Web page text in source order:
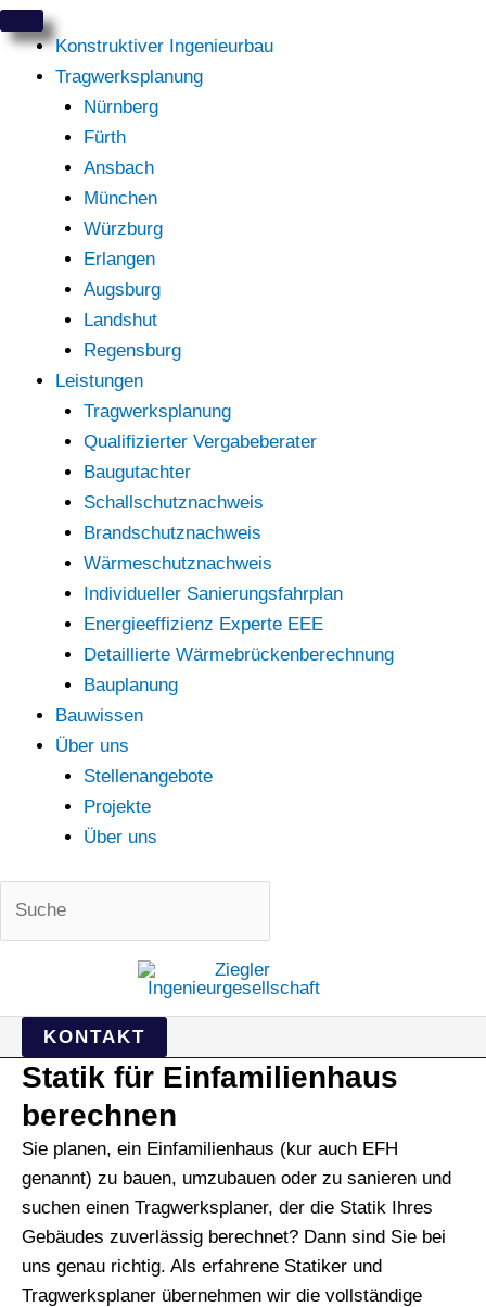
Konstruktiver Ingenieurbau
Tragwerksplanung
Nürnberg
Fürth
Ansbach
München
Würzburg
Erlangen
Augsburg
Landshut
Regensburg
Leistungen
Tragwerksplanung
Qualifizierter Vergabeberater
Baugutachter
Schallschutznachweis
Brandschutznachweis
Wärmeschutznachweis
Individueller Sanierungsfahrplan
Energieeffizienz Experte EEE
Detaillierte Wärmebrückenberechnung
Bauplanung
Bauwissen
Über uns
Stellenangebote
Projekte
Über uns
Zum
Inhalt
springen
KONTAKT
Statik für Einfamilienhaus
berechnen
Sie planen, ein Einfamilienhaus (kur auch EFH
genannt) zu bauen, umzubauen oder zu sanieren und
suchen einen Tragwerksplaner, der die Statik Ihres
Gebäudes zuverlässig berechnet? Dann sind Sie bei
uns genau richtig. Als erfahrene Statiker und
Tragwerksplaner übernehmen wir die vollständige